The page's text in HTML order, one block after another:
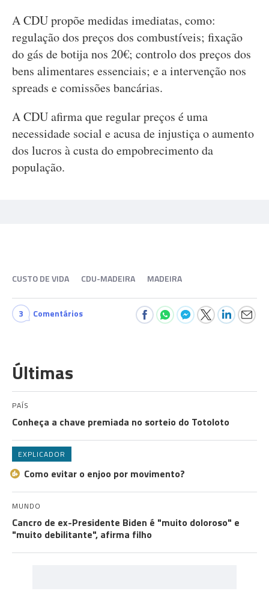
A CDU propõe medidas imediatas, como:
regulação dos preços dos combustíveis; fixação
do gás de botija nos 20€; controlo dos preços dos
bens alimentares essenciais; e a intervenção nos
spreads e comissões bancárias.
A CDU afirma que regular preços é uma
necessidade social e acusa de injustiça o aumento
dos lucros à custa do empobrecimento da
população.
CUSTO DE VIDA CDU-MADEIRA MADEIRA
3 Comentários
Últimas
PAÍS
Conheça a chave premiada no sorteio do Totoloto
EXPLICADOR
Como evitar o enjoo por movimento?
MUNDO
Cancro de ex-Presidente Biden é "muito doloroso" e
"muito debilitante", afirma filho